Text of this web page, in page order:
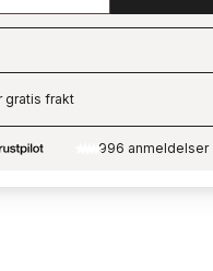
gratis frakt
996 anmeldelser